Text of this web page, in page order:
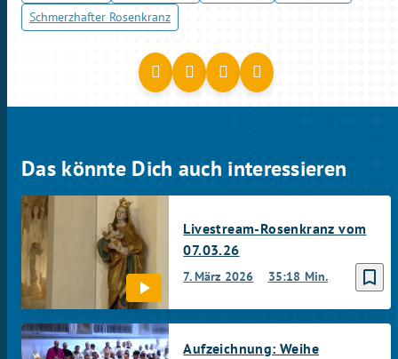
Schmerzhafter Rosenkranz
Das könnte Dich auch interessieren
bookmark_border
7. März 2026 35:18 Min.
Livestream-Rosenkranz vom
07.03.26
Aufzeichnung: Weihe